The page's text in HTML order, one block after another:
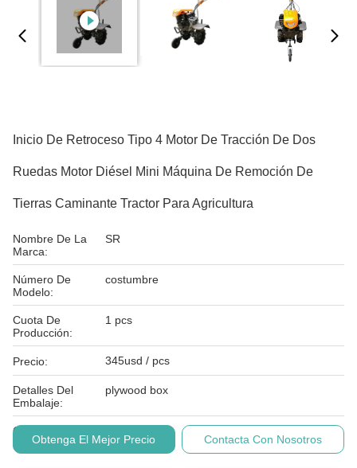
Inicio De Retroceso Tipo 4 Motor De Tracción De Dos
Ruedas Motor Diésel Mini Máquina De Remoción De
Tierras Caminante Tractor Para Agricultura
Nombre De La
Marca:
SR
Número De
Modelo:
costumbre
Cuota De
Producción:
1 pcs
Precio: 345usd / pcs
Detalles Del
Embalaje:
plywood box
Condiciones De
Pago:Obtenga El Mejor Precio Contacta Con Nosotros